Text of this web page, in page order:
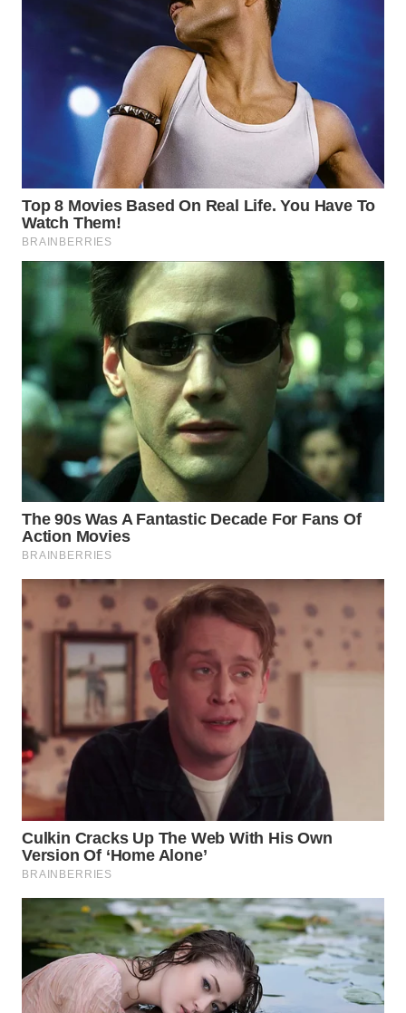
TENGAH
WN DELI
SERDANG
TEBING
TINGGI
PAKPAK
KARAWANG
BEKASI
WN
BOGOR
WN
DEPOK
WN
TAPANULI
UTARA
WN
WN
PADANG
LAWAS
WN
SUMEDANG
CIANJUR
WN
KEPULAUAN
SERIBU